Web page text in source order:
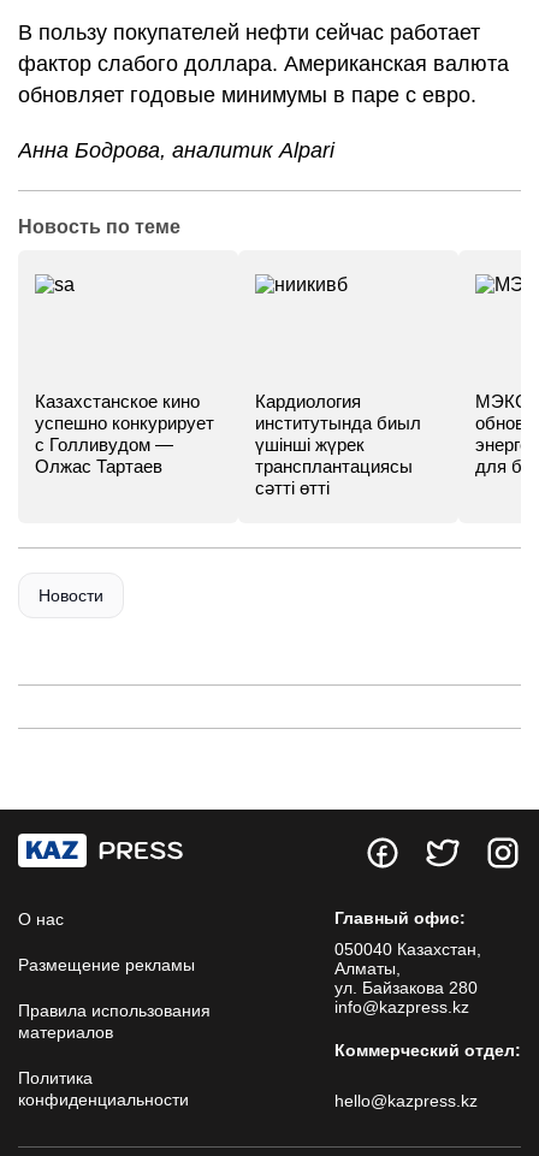
В пользу покупателей нефти сейчас работает
фактор слабого доллара. Американская валюта
обновляет годовые минимумы в паре с евро.
Анна Бодрова, аналитик Alpari
Новость по теме
Казахстанское кино
успешно конкурирует
с Голливудом —
Олжас Тартаев
Кардиология
институтында биыл
үшінші жүрек
трансплантациясы
сәтті өтті
МЭКС -
для
Новости
О нас
Размещение рекламы
Правила использования
материалов
Политика
конфиденциальности
Главный офис:
050040 Казахстан,
Алматы,
ул. Байзакова 280
info@kazpress.kz
Коммерческий отдел:
hello@kazpress.kz